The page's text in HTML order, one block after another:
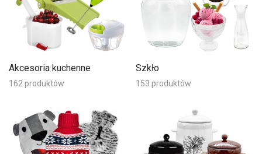
Akcesoria kuchenne
162 produktów
Szkło
153 produktów